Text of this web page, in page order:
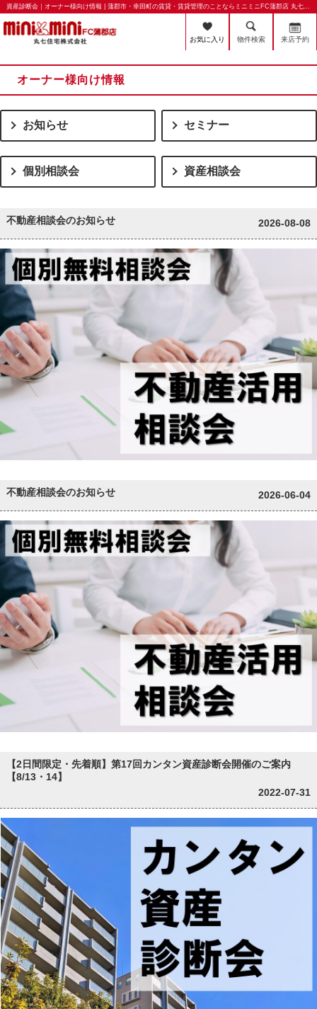
資産診断会｜オーナー様向け情報 | 蒲郡市・幸田町の賃貸・賃貸管理のことならミニミニFC蒲郡店 丸七住宅株式会社
お気に入り 物件検索 来店予約
オーナー様向け情報
お知らせ セミナー
個別相談会 資産相談会
不動産相談会のお知らせ 2026-08-08
不動産相談会のお知らせ 2026-06-04
【2日間限定・先着順】第17回カンタン資産診断会開催のご案内
【8/13・14】
2022-07-31